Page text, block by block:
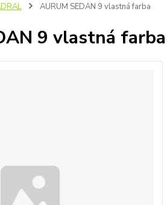
AURUM SEDAN 9 vlastná farba
9 vlastná farba